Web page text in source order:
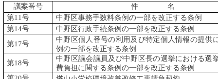
議案番号
件 名
第11号
中野区事務手数料条例の一部を改正する条例
第14号
中野区行政手続条例の一部を改正する条例
第17号
中野区個人番号の利用及び特定個人情報の提供
例の一部を改正する条例
第18号
中野区議会議員及び中野区長の選挙における選
費負担に関する条例の一部を改正する条例